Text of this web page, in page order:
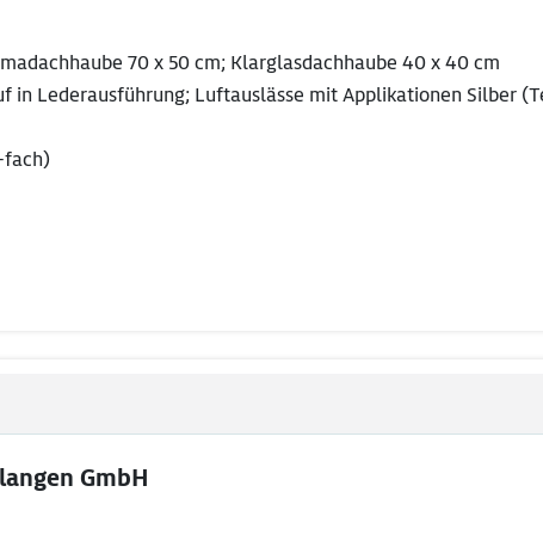
70 x 50 cm; Klarglasdachhaube 40 x 40 cm
in Lederausführung; Luftauslässe mit Applikationen Silber
fach)
GmbH